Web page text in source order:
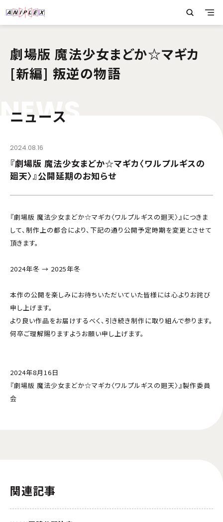
劇場版 魔法少女まどか☆マギカ
[新編] 叛逆の物語
NEWS
ニュース
2024.08.16
『劇場版 魔法少女まどか☆マギカ〈ワルプルギスの
廻天〉』公開延期のお知らせ
『劇場版 魔法少女まどか☆マギカ〈ワルプルギスの廻天〉』につきま
して、制作上の都合により、下記の通り公開予定時期を変更とさせて
頂きます。
2024年冬 → 2025年冬
本作の公開を楽しみにお待ちいただいていた皆様には心よりお詫び
申し上げます。
より良い作品をお届けするべく、引き続き制作に取り組んで参ります。
何卒ご理解賜りますようお願い申し上げます。
2024年8月16日
『劇場版 魔法少女まどか☆マギカ〈ワルプルギスの廻天〉』製作委員
会
関連記事